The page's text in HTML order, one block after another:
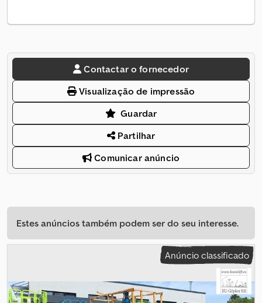
Contactar o fornecedor
Visualização de impressão
Guardar
Partilhar
Comunicar anúncio
Estes anúncios também podem ser do seu interesse.
Anúncio classificado